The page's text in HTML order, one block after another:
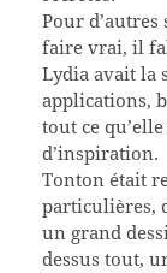
Pour d’autres
faire vrai, il
Lydia avait la
applications,
tout ce
d’inspiration.
Tonton était
particulières,
un grand
dessus tout,